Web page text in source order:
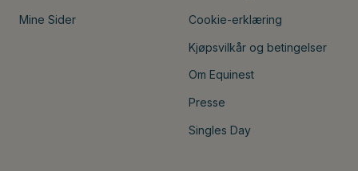
Mine Sider Cookie-erklæring
Kjøpsvilkår og betingelser
Om Equinest
Presse
Singles Day